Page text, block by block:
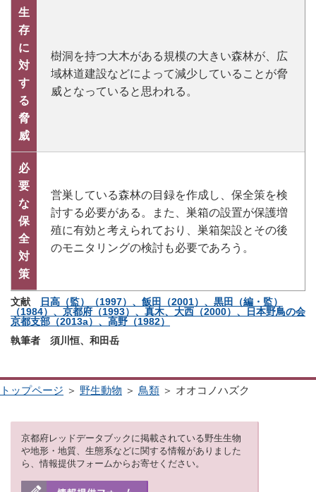
生
存
に
対
す
る
脅
威
樹洞を持つ大木がある規模の大きい森林が、広
域林道建設などによって減少していることが脅
威となっていると思われる。
必
要
な
保
全
対
策
営巣している森林の目録を作成し、保全策を検
討する必要がある。また、巣箱の設置が保護増
殖に有効と考えられており、巣箱架設とその後
のモニタリングの検討も必要であろう。
文献
日高（監）（1997）、飯田（2001）、黒田（編・監）
（1984）、京都府（1993）、真木、大西（2000）、日本野鳥の会
京都支部（2013a）、高野（1982）
執筆者 須川恒、和田岳
トップページ ＞ 野生動物 ＞ 鳥類 ＞ オオコノハズク
京都府レッドデータブックに掲載されている野生生物
や地形・地質、生態系などに関する情報がありました
ら、情報提供フォームからお寄せください。